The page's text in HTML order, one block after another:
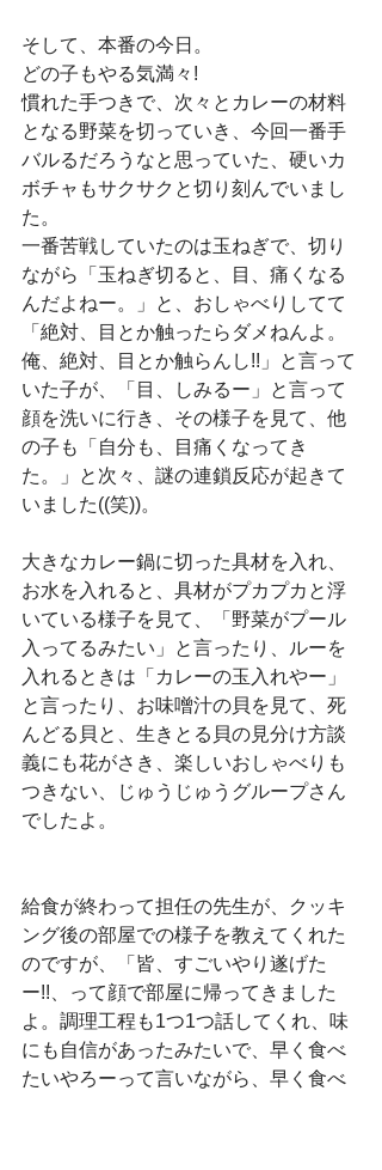
そして、本番の今日。
どの子もやる気満々!
慣れた手つきで、次々とカレーの材料
となる野菜を切っていき、今回一番手
バルるだろうなと思っていた、硬いカ
ボチャもサクサクと切り刻んでいまし
た。
一番苦戦していたのは玉ねぎで、切り
ながら「玉ねぎ切ると、目、痛くなる
んだよねー。」と、おしゃべりしてて
「絶対、目とか触ったらダメねんよ。
俺、絶対、目とか触らんし!!」と言って
いた子が、「目、しみるー」と言って
顔を洗いに行き、その様子を見て、他
の子も「自分も、目痛くなってき
た。」と次々、謎の連鎖反応が起きて
いました((笑))。
大きなカレー鍋に切った具材を入れ、
お水を入れると、具材がプカプカと浮
いている様子を見て、「野菜がプール
入ってるみたい」と言ったり、ルーを
入れるときは「カレーの玉入れやー」
と言ったり、お味噌汁の貝を見て、死
んどる貝と、生きとる貝の見分け方談
義にも花がさき、楽しいおしゃべりも
つきない、じゅうじゅうグループさん
でしたよ。
給食が終わって担任の先生が、クッキ
ング後の部屋での様子を教えてくれた
のですが、「皆、すごいやり遂げた
ー!!、って顔で部屋に帰ってきました
よ。調理工程も1つ1つ話してくれ、味
にも自信があったみたいで、早く食べ
たいやろーって言いながら、早く食べ